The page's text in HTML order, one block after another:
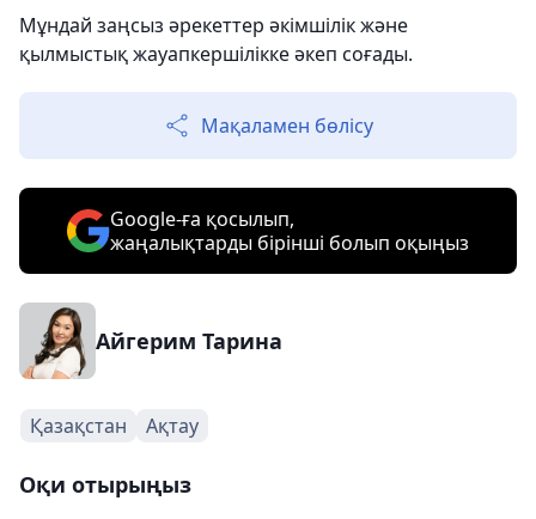
Мұндай заңсыз әрекеттер әкімшілік және
қылмыстық жауапкершілікке әкеп соғады.
Мақаламен бөлісу
Google-ға қосылып,
жаңалықтарды бірінші болып оқыңыз
Айгерим Тарина
Қазақстан Ақтау
Оқи отырыңыз